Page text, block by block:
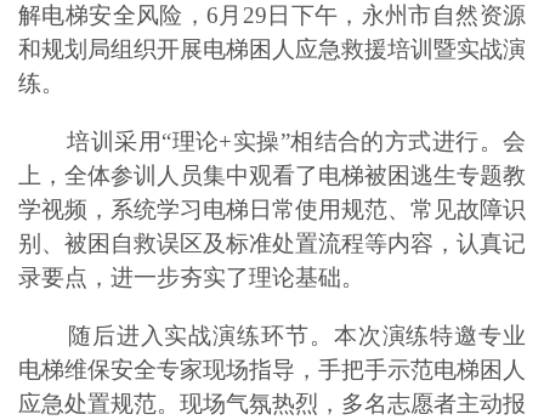
解电梯安全风险，6月29日下午，永州市自然资源
和规划局组织开展电梯困人应急救援培训暨实战演
练。
培训采用“理论+实操”相结合的方式进行。会
上，全体参训人员集中观看了电梯被困逃生专题教
学视频，系统学习电梯日常使用规范、常见故障识
别、被困自救误区及标准处置流程等内容，认真记
录要点，进一步夯实了理论基础。
随后进入实战演练环节。本次演练特邀专业
电梯维保安全专家现场指导，手把手示范电梯困人
应急处置规范。现场气氛热烈，多名志愿者主动报